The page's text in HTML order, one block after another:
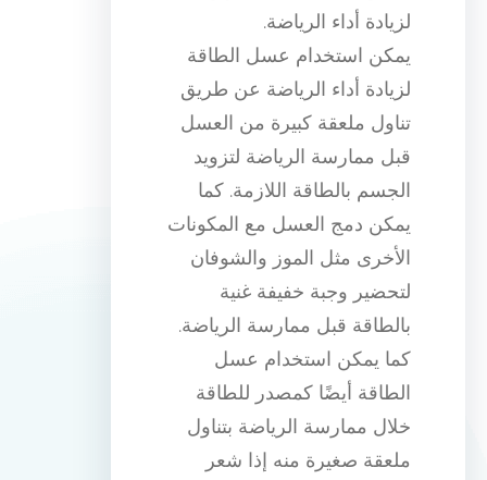
لزيادة أداء الرياضة.
يمكن استخدام عسل الطاقة
لزيادة أداء الرياضة عن طريق
تناول ملعقة كبيرة من العسل
قبل ممارسة الرياضة لتزويد
الجسم بالطاقة اللازمة. كما
يمكن دمج العسل مع المكونات
الأخرى مثل الموز والشوفان
لتحضير وجبة خفيفة غنية
بالطاقة قبل ممارسة الرياضة.
كما يمكن استخدام عسل
الطاقة أيضًا كمصدر للطاقة
خلال ممارسة الرياضة بتناول
ملعقة صغيرة منه إذا شعر